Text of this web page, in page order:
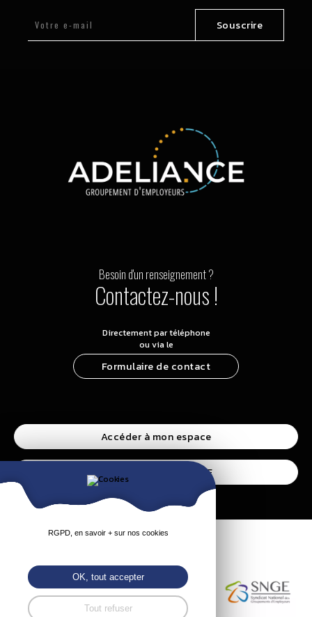
Souscrire
Besoin d'un renseignement ?
Contactez-nous !
Directement par téléphone
ou via le
Formulaire de contact
Accéder à mon espace
Accéder à l’espace CSE
RGPD, en savoir + sur nos cookies
OK, tout accepter
Tout refuser